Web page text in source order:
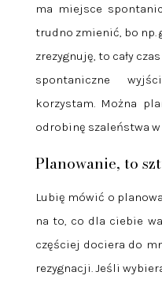
ma miejsce
trudno zmienić, bo np.
zrezygnuję, to cały
spontaniczne
korzystam. Można
odrobinę szaleństwa w
Planowanie, to
Lubię mówić o
na to, co dla ciebie
częściej dociera do
rezygnacji. Jeśli